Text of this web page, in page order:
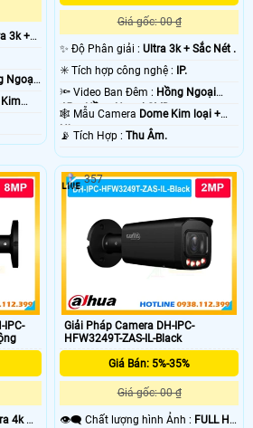
3k +
Ngoại
Kim
Giá gốc: 00 ₫
✨ Độ Phân giải :Ultra 3k + Sắc Nét .
✳️ Tích hợp công nghệ : IP.
🔦 Video Ban Đêm : Hồng Ngoại
45m Hồng Ngoại SMD.
🕸️ Mẫu Camera Dome Kim loại +
Nhựa.
️📡 Tích Hợp :Thu Âm.
IPC-
Động
4k 👍🏾
Giải Pháp Camera DH-IPC-
HFW3249T-ZAS-IL-Black
Giá Bán: 5%-35%
Giá gốc: 00 ₫
👁️‍🗨 Chất lượng hình Ảnh : FULL HD
357